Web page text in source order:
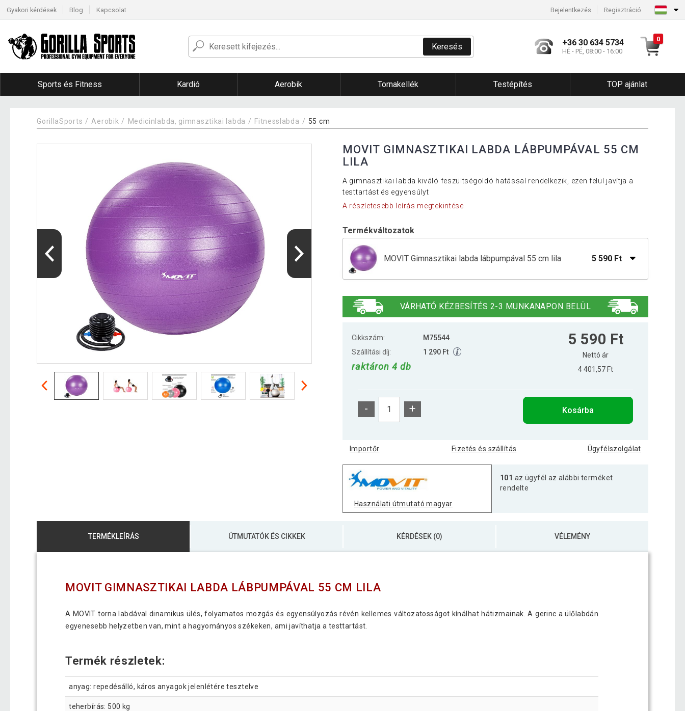
Gyakori kérdések Blog Kapcsolat Bejelentkezés Regisztráció
Keresés +36 30 634 5734
HÉ - PÉ, 08:00 - 16:00
0
Sports és Fitness Kardió Aerobik Tornakellék Testépítés TOP ajánlat
GorillaSports Aerobik Medicinlabda, gimnasztikai labda Fitnesslabda 55 cm
MOVIT GIMNASZTIKAI LABDA LÁBPUMPÁVAL 55 CM
LILA
A gimnasztikai labda kiváló feszültségoldó hatással rendelkezik, ezen felül javítja a
testtartást és egyensúlyt
A részletesebb leírás megtekintése
Termékváltozatok
MOVIT Gimnasztikai labda lábpumpával 55 cm lila 5 590 Ft
Gimnasztikai labda lábpumpával MOVIT® 55 cm kék 7 590 Ft
MOVIT Gimnasztikai labda lábpumpával 55 cm rózsaszín
VÁRHATÓ KÉZBESÍTÉS 2-3 MUNKANAPON BELÜL
Cikkszám:
M75544
Szállítási díj:
1 290 Ft
raktáron 4 db
5 590 Ft
Nettó ár
4 401,57 Ft
- + Kosárba
Importőr Fizetés és szállítás Ügyfélszolgálat
Használati útmutató magyar
101 az ügyfél az alábbi terméket
rendelte
TERMÉKLEÍRÁS ÚTMUTATÓK ÉS CIKKEK KÉRDÉSEK (0) VÉLEMÉNY
MOVIT GIMNASZTIKAI LABDA LÁBPUMPÁVAL 55 CM LILA
A MOVIT torna labdával dinamikus ülés, folyamatos mozgás és egyensúlyozás révén kellemes változatosságot kínálhat hátizmainak. A gerinc a ülőlabdán
egyenesebb helyzetben van, mint a hagyományos székeken, ami javíthatja a testtartást.
Termék részletek:
anyag: repedésálló, káros anyagok jelenlétére tesztelve
teherbírás: 500 kg